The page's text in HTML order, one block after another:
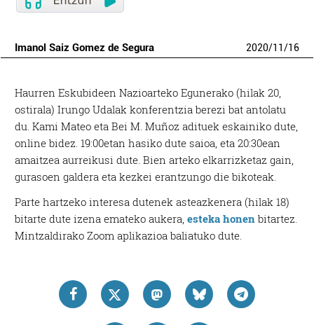
Imanol Saiz Gomez de Segura 2020/11/16
Haurren Eskubideen Nazioarteko Egunerako (hilak 20,
ostirala) Irungo Udalak konferentzia berezi bat antolatu
du. Kami Mateo eta Bei M. Muñoz adituek eskainiko dute,
online bidez. 19:00etan hasiko dute saioa, eta 20:30ean
amaitzea aurreikusi dute. Bien arteko elkarrizketaz gain,
gurasoen galdera eta kezkei erantzungo die bikoteak.
Parte hartzeko interesa dutenek asteazkenera (hilak 18)
bitarte dute izena emateko aukera,esteka honen bitartez.
Mintzaldirako Zoom aplikazioa baliatuko dute.